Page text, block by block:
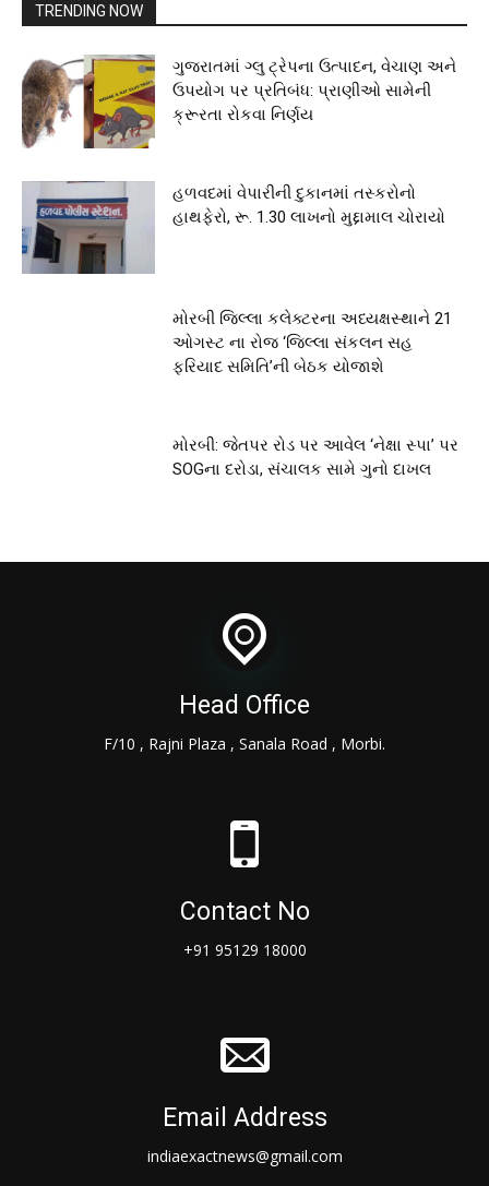
TRENDING NOW
ગુજરાતમાં ગ્લુ ટ્રેપના ઉત્પાદન, વેચાણ અને
ઉપયોગ પર પ્રતિબંધ: પ્રાણીઓ સામેની
ક્રૂરતા રોકવા નિર્ણય
હળવદમાં વેપારીની દુકાનમાં તસ્કરોનો
હાથફેરો, રૂ. 1.30 લાખનો મુદ્દામાલ ચોરાયો
મોરબી જિલ્લા કલેક્ટરના અધ્યક્ષસ્થાને 21
ઓગસ્ટ ના રોજ ‘જિલ્લા સંકલન સહ
ફરિયાદ સમિતિ’ની બેઠક યોજાશે
મોરબી: જેતપર રોડ પર આવેલ ‘નેક્ષા સ્પા’ પર
SOGના દરોડા, સંચાલક સામે ગુનો દાખલ
Head Office
F/10 , Rajni Plaza , Sanala Road , Morbi.
Contact No
+91 95129 18000
Email Address
indiaexactnews@gmail.com